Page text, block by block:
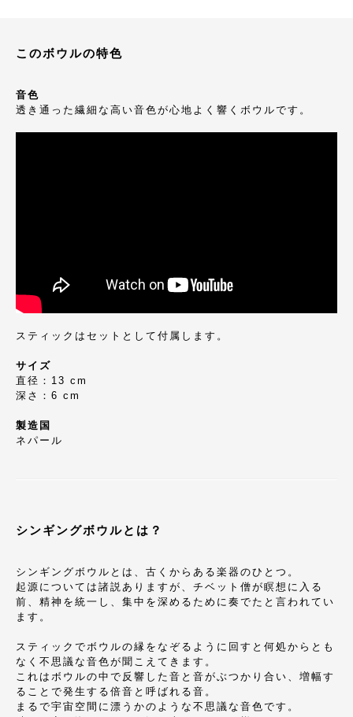
このボウルの特色
音色
透き通った繊細な高い音色が心地よく響くボウルです。
スティックはセットとして付属します。
サイズ
直径：13 cm
深さ：6 cm
製造国
ネパール
シンギングボウルとは？
シンギングボウルとは、古くからある楽器のひとつ。
起源については諸説ありますが、チベット僧が瞑想に入る
前、精神を統一し、集中を深めるために奏でたと言われてい
ます。
スティックでボウルの縁をなぞるように回すと何処からとも
なく不思議な音色が聞こえてきます。
これはボウルの中で反響した音と音がぶつかり合い、増幅す
ることで発生する倍音と呼ばれる音。
まるで宇宙空間に漂うかのような不思議な音色です。